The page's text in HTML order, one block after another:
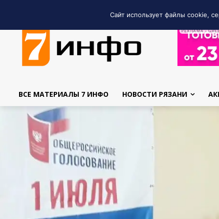
РЕКЛАМА •
ВСЕ МАТЕРИАЛЫ 7 ИНФО НОВОСТИ РЯЗАНИ
Сайт использует файлы cookie,